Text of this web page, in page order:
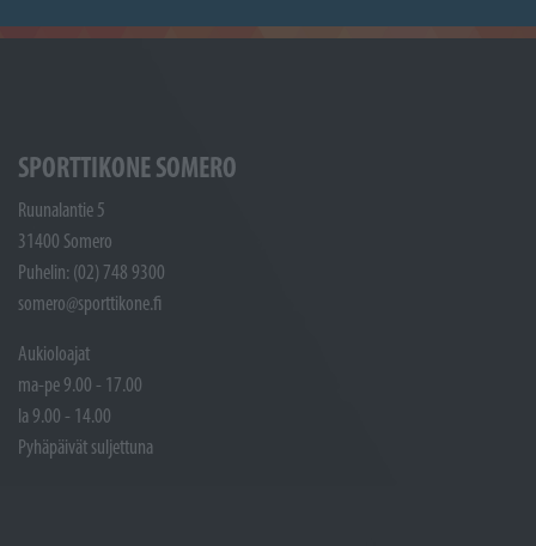
SPORTTIKONE SOMERO
Ruunalantie 5
31400 Somero
Puhelin: (02) 748 9300
somero@sporttikone.fi
Aukioloajat
ma-pe 9.00 - 17.00
la 9.00 - 14.00
Pyhäpäivät suljettuna